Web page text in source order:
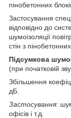
пінобетонних
Застосування
відповідно до
шумоізоляції
стін з пінобетонних
Підсумкова
(при початковій
Збільшення
дБ.
Застосування:
офісів і т.д.